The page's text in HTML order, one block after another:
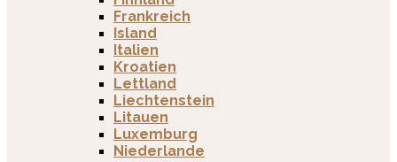
Frankreich
Island
Italien
Kroatien
Lettland
Liechtenstein
Litauen
Luxemburg
Niederlande